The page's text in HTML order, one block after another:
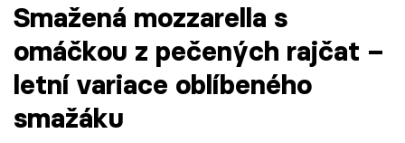
Témata
Smažená mozzarella s
omáčkou z pečených rajčat –
letní variace oblíbeného
smažáku